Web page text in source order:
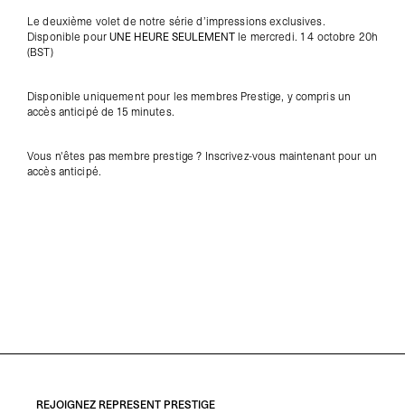
Le deuxième volet de notre série d’impressions exclusives.
Disponible pourUNE HEURE SEULEMENTle mercredi. 1 4 octobre 20h
(BST)
Disponible uniquement pour les membres Prestige, y compris un
accès anticipé de 15 minutes.
Vous n'êtes pas membre prestige ? Inscrivez-vous maintenant pour un
accès anticipé.
REJOIGNEZ REPRESENT PRESTIGE